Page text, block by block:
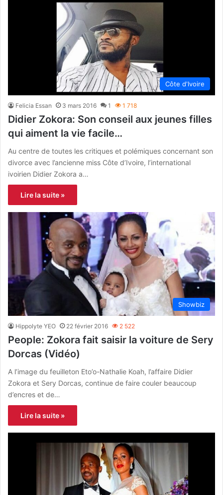
Côte d'Ivoire
Felicia Essan 3 mars 2016 1 1 718
Didier Zokora: Son conseil aux jeunes filles
qui aiment la vie facile…
Au centre de toutes les critiques et polémiques concernant son
divorce avec l’ancienne miss Côte d’Ivoire, l’international
ivoirien Didier Zokora a…
Lire la suite »
Showbiz
Hippolyte YEO 22 février 2016 2 522
People: Zokora fait saisir la voiture de Sery
Dorcas (Vidéo)
A l’image du feuilleton Eto’o-Nathalie Koah, l’affaire Didier
Zokora et Sery Dorcas, continue de faire couler beaucoup
d’encres et de…
Lire la suite »